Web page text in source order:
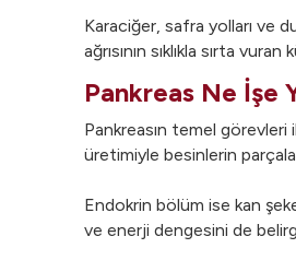
Karaciğer, safra yolları ve
ağrısının sıklıkla sırta
Pankreas Ne İşe
Pankreasın temel görevleri
üretimiyle besinlerin
Endokrin bölüm ise kan
ve enerji dengesini de